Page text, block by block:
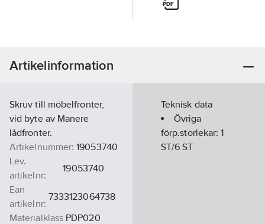
Artikelinformation
Skruv till möbelfronter,
vid byte av Manere
lådfronter.
Artikelnummer: 19053740
Lev.
artikelnr:
19053740
Ean
artikelnr:
7333123064738
Materialklass PDP020
Teknisk data
Övriga
förp.storlekar:1
ST/6 ST